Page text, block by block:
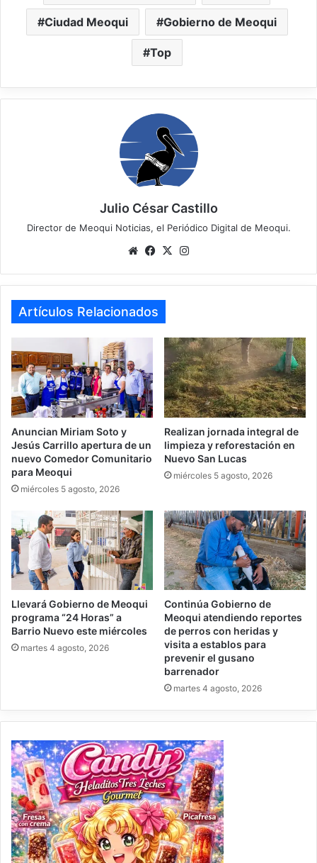
Ciudad Meoqui Gobierno de Meoqui
Top
Julio César Castillo
Director de Meoqui Noticias, el Periódico Digital de Meoqui.
WebsiteFacebook
X
Artículos Relacionados
Anuncian Miriam Soto y
Jesús Carrillo apertura de un
nuevo Comedor Comunitario
para Meoqui
miércoles 5 agosto, 2026
Realizan jornada integral de
limpieza y reforestación en
Nuevo San Lucas
miércoles 5 agosto, 2026
Llevará Gobierno de Meoqui
programa “24 Horas” a
Barrio Nuevo este miércoles
martes 4 agosto, 2026
Continúa Gobierno de
Meoqui atendiendo reportes
de perros con heridas y
visita a establos para
prevenir el gusano
barrenador
martes 4 agosto, 2026